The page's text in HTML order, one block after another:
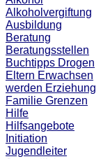
Alkoholvergiftung
Ausbildung
Beratung
Beratungsstellen
Buchtipps Drogen
Eltern Erwachsen
werden Erziehung
Familie Grenzen
Hilfe
Hilfsangebote
Initiation
Jugendleiter